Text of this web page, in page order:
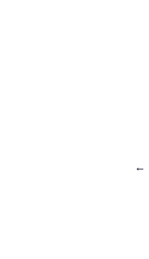
←